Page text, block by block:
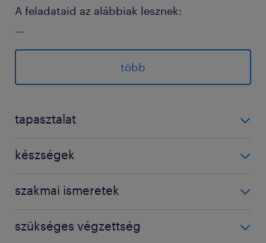
A feladataid az alábbiak lesznek:
...
A gyártásban keletkező hulladékok
szabályos gyűjtése az üzemi
fenntartása
nyilvántartásának vezetése
Elvárások / Requirements
több
tapasztalat
készségek
szakmai ismeretek
szükséges végzettség